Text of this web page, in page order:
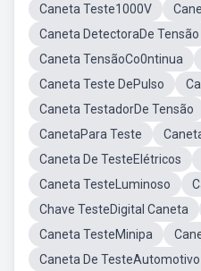
Caneta Teste1000V
Caneta DetectoraDe Tensão
Caneta TensãoCo0ntinua
Caneta Teste DePulso
Caneta TestadorDe Tensão
CanetaPara Teste
Caneta De TesteElétricos
Caneta TesteLuminoso
Chave TesteDigital Caneta
Caneta TesteMinipa
Caneta De TesteAutomotivo